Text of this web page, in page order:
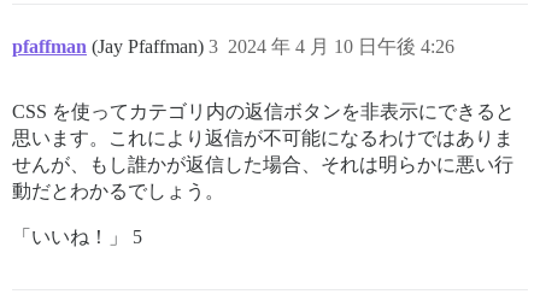
pfaffman (Jay Pfaffman) 2024 年 4 月 10 日午後 4:26
3
CSS を使ってカテゴリ内の返信ボタンを非表示にできると
思います。これにより返信が不可能になるわけではありま
せんが、もし誰かが返信した場合、それは明らかに悪い行
動だとわかるでしょう。
「いいね！」 5